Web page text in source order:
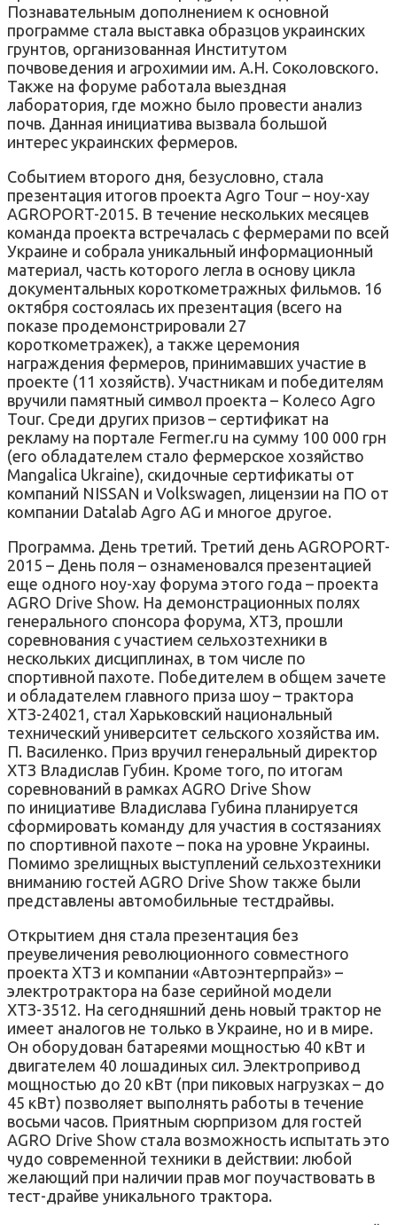
Познавательным дополнением к основной
программе стала выставка образцов украинских
грунтов, организованная Институтом
почвоведения и агрохимии им. А.Н. Соколовского.
Также на форуме работала выездная
лаборатория, где можно было провести анализ
почв. Данная инициатива вызвала большой
интерес украинских фермеров.
Событием второго дня, безусловно, стала
презентация итогов проекта Agro Tour – ноу-хау
AGROPORT-2015. В течение нескольких месяцев
команда проекта встречалась с фермерами по всей
Украине и собрала уникальный информационный
материал, часть которого легла в основу цикла
документальных короткометражных фильмов. 16
октября состоялась их презентация (всего на
показе продемонстрировали 27
короткометражек), а также церемония
награждения фермеров, принимавших участие в
проекте (11 хозяйств). Участникам и победителям
вручили памятный символ проекта – Колесо Agro
Tour. Среди других призов – сертификат на
рекламу на портале Fermer.ru на сумму 100 000 грн
(его обладателем стало фермерское хозяйство
Mangalica Ukraine), скидочные сертификаты от
компаний NISSAN и Volkswagen, лицензии на ПО от
компании Datalab Agro AG и многое другое.
Программа. День третий. Третий день AGROPORT-
2015 – День поля – ознаменовался презентацией
еще одного ноу-хау форума этого года – проекта
AGRO Drive Show. На демонстрационных полях
генерального спонсора форума, ХТЗ, прошли
соревнования с участием сельхозтехники в
нескольких дисциплинах, в том числе по
спортивной пахоте. Победителем в общем зачете
и обладателем главного приза шоу – трактора
ХТЗ-24021, стал Харьковский национальный
технический университет сельского хозяйства им.
П. Василенко. Приз вручил генеральный директор
ХТЗ Владислав Губин. Кроме того, по итогам
соревнований в рамках AGRO Drive Show
по инициативе Владислава Губина планируется
сформировать команду для участия в состязаниях
по спортивной пахоте – пока на уровне Украины.
Помимо зрелищных выступлений сельхозтехники
вниманию гостей AGRO Drive Show также были
представлены автомобильные тестдрайвы.
Открытием дня стала презентация без
преувеличения революционного совместного
проекта ХТЗ и компании «Автоэнтерпрайз» –
электротрактора на базе серийной модели
ХТЗ-3512. На сегодняшний день новый трактор не
имеет аналогов не только в Украине, но и в мире.
Он оборудован батареями мощностью 40 кВт и
двигателем 40 лошадиных сил. Электропривод
мощностью до 20 кВт (при пиковых нагрузках – до
45 кВт) позволяет выполнять работы в течение
восьми часов. Приятным сюрпризом для гостей
AGRO Drive Show стала возможность испытать это
чудо современной техники в действии: любой
желающий при наличии прав мог поучаствовать в
тест-драйве уникального трактора.